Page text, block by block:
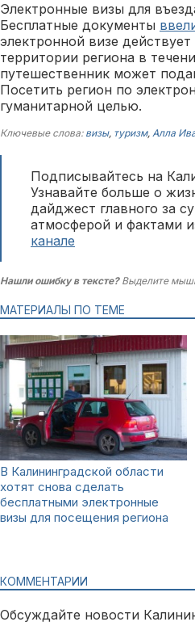
Электронные визы для
Бесплатные документы
электронной визе
территории региона в
путешественник может
Посетить регион по
гуманитарной целью.
Ключевые слова: визы, туризм, Алла
Подписывайтесь на
Узнавайте больше о
дайджест главного за
атмосферой и фактами
канале
Нашли ошибку в тексте?Выделите
МАТЕРИАЛЫ ПО ТЕМЕ
В Калининградской области
хотят снова сделать
бесплатными электронные
визы для посещения региона
КОММЕНТАРИИ
Обсуждайте новости